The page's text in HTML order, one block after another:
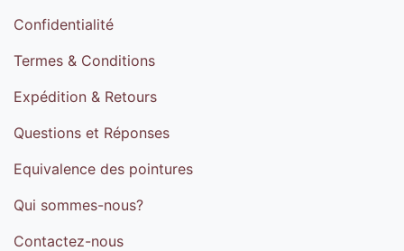
Confidentialité
Termes & Conditions
Expédition & Retours
Questions et Réponses
Equivalence des pointures
Qui sommes-nous?
Contactez-nous